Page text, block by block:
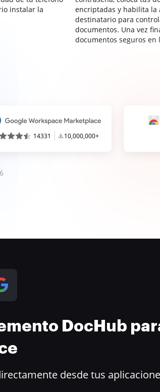
instalar la
encriptadas y habilita la
destinatario para
documentos. Una vez
documentos seguros en
14331 10,000,000+
DocHub
desde tus